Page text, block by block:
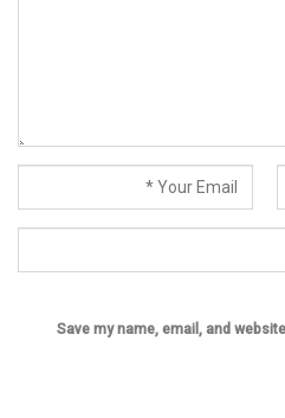
Save my name, email, and